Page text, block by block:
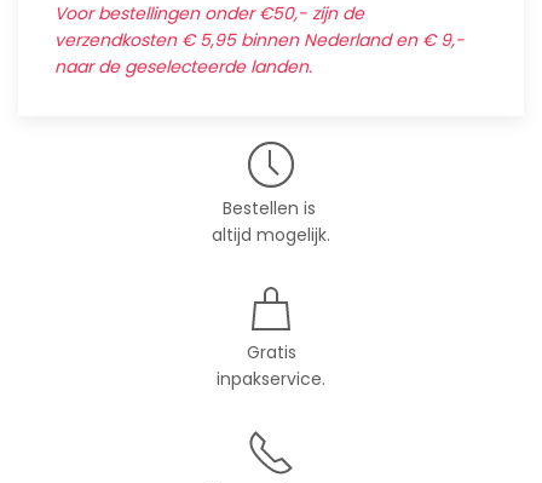
Voor bestellingen onder €50,- zijn de
verzendkosten € 5,95 binnen Nederland en € 9,-
naar de geselecteerde landen.
Bestellen is
altijd mogelijk.
Gratis
inpakservice.